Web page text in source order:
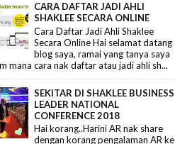
CARA DAFTAR JADI AHLI
SHAKLEE SECARA ONLINE
Cara Daftar Jadi Ahli Shaklee
Secara Online Hai selamat datang
blog saya, ramai yang tanya saya
mana cara nak daftar atau jadi ahli sh...
SEKITAR DI SHAKLEE BUSINESS
LEADER NATIONAL
CONFERENCE 2018
Hai korang..Harini AR nak share
dengan korang pengalaman AR ke